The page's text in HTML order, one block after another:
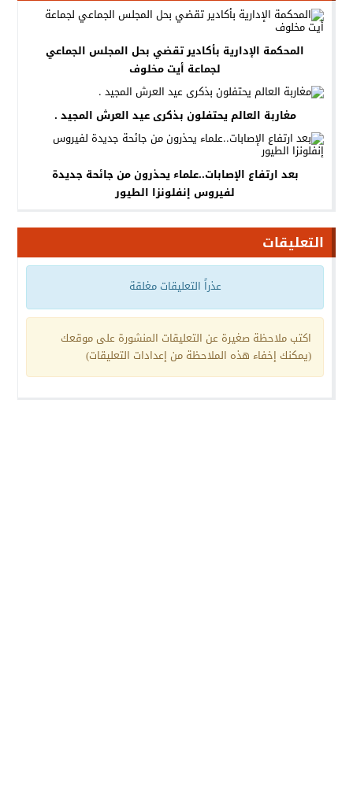
المحكمة الإدارية بأكادير تقضي بحل المجلس الجماعي
لجماعة أيت مخلوف
مغاربة العالم يحتفلون بذكرى عيد العرش المجيد .
بعد ارتفاع الإصابات..علماء يحذرون من جائحة جديدة
لفيروس إنفلونزا الطيور
التعليقات
عذراً التعليقات مغلقة
اكتب ملاحظة صغيرة عن التعليقات المنشورة على موقعك
(يمكنك إخفاء هذه الملاحظة من إعدادات التعليقات)